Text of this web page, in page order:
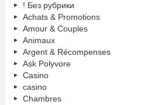
! Без рубрики
Achats & Promotions
Amour & Couples
Animaux
Argent & Récompenses
Ask Polyvore
Casino
casino
Chambres